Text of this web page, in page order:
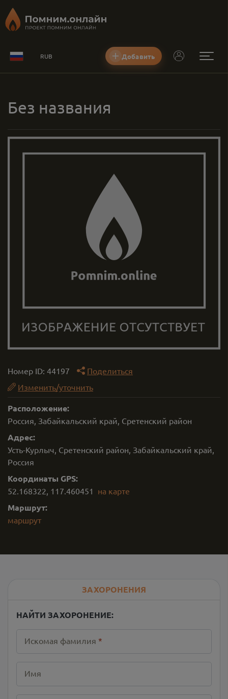
RUB Добавить
Без названия
Номер ID: 44197
Поделиться
Изменить/уточнить
Расположение:
Россия, Забайкальский край, Сретенский район
Адрес:
Усть-Курлыч, Сретенский район, Забайкальский край,
Россия
Координаты GPS:
52.168322, 117.460451 на карте
Маршрут:
маршрут
ЗАХОРОНЕНИЯ
НАЙТИ ЗАХОРОНЕНИЕ:
Искомая фамилия *
Имя